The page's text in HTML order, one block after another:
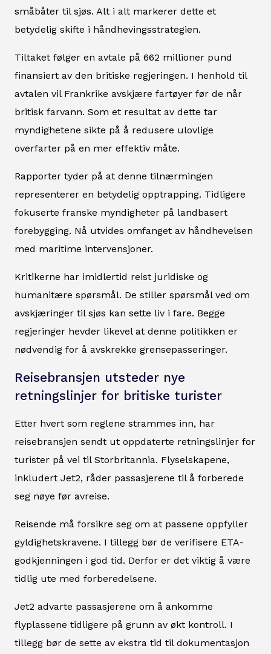
småbåter til sjøs. Alt i alt markerer dette et
betydelig skifte i håndhevingsstrategien.
Tiltaket følger en avtale på 662 millioner pund
finansiert av den britiske regjeringen. I henhold til
avtalen vil Frankrike avskjære fartøyer før de når
britisk farvann. Som et resultat av dette tar
myndighetene sikte på å redusere ulovlige
overfarter på en mer effektiv måte.
Rapporter tyder på at denne tilnærmingen
representerer en betydelig opptrapping. Tidligere
fokuserte franske myndigheter på landbasert
forebygging. Nå utvides omfanget av håndhevelsen
med maritime intervensjoner.
Kritikerne har imidlertid reist juridiske og
humanitære spørsmål. De stiller spørsmål ved om
avskjæringer til sjøs kan sette liv i fare. Begge
regjeringer hevder likevel at denne politikken er
nødvendig for å avskrekke grensepasseringer.
Reisebransjen utsteder nye
retningslinjer for britiske turister
Etter hvert som reglene strammes inn, har
reisebransjen sendt ut oppdaterte retningslinjer for
turister på vei til Storbritannia. Flyselskapene,
inkludert Jet2, råder passasjerene til å forberede
seg nøye før avreise.
Reisende må forsikre seg om at passene oppfyller
gyldighetskravene. I tillegg bør de verifisere ETA-
godkjenningen i god tid. Derfor er det viktig å være
tidlig ute med forberedelsene.
Jet2 advarte passasjerene om å ankomme
flyplassene tidligere på grunn av økt kontroll. I
tillegg bør de sette av ekstra tid til dokumentasjon